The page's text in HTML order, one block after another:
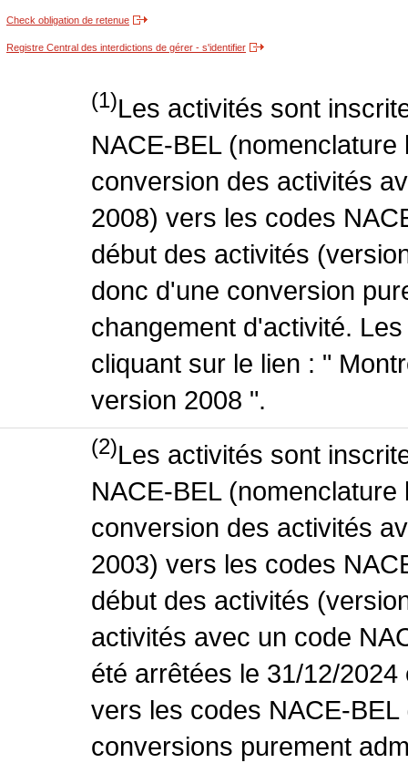
Check obligation de retenue
Registre Central des interdictions de gérer - s'identifier
(1)Les activités sont
NACE-BEL
conversion des activités
2008) vers les codes
début des activités
donc d'une conversion
changement d'activité.
cliquant sur le lien : "
version 2008 ".
(2)Les activités sont
NACE-BEL
conversion des activités
2003) vers les codes
début des activités
activités avec un code
été arrêtées le 31/12/
vers les codes NACE-
conversions purement